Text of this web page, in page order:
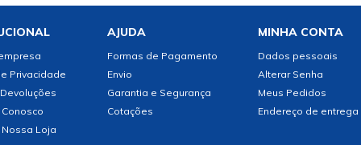
Privacidade
Nossa Loja
AJUDA
Formas de Pagamento
Envio
Garantia e Segurança
Cotações
MINHA CONTA
Dados pessoais
Alterar Senha
Meus Pedidos
Endereço de entrega